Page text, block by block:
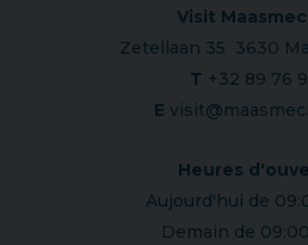
Visit
Zetellaan 35 3630
T +32 89 76
E
Heures
Aujourd'hui de
Demain de